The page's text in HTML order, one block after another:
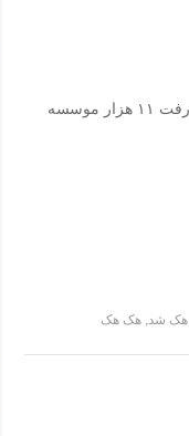
سوئیفت اذعان کرد که بعد از اینکه ۸۱ میلیون دلار از حساب بانک مرکزی بنگلادش به سرقت رفت ۱۱ هزار موسسه
هک شد هک هک